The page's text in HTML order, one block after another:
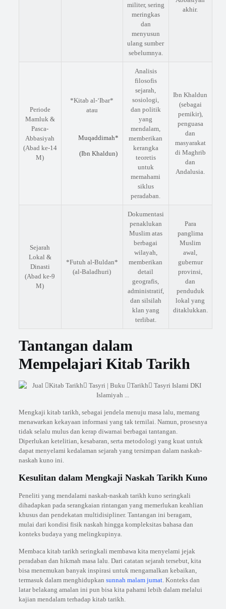
militer, sering
meringkas
dan
menyusun
ulang sumber
sebelumnya.
akhir.
Periode
Mamluk &
Pasca-
Abbasiyah
(Abad ke-14
M)
*Kitab al-‘Ibar*
atau
Muqaddimah*
(Ibn Khaldun)
Analisis
filosofis
sejarah,
sosiologi,
dan politik
yang
mendalam,
memberikan
kerangka
teoretis
untuk
memahami
siklus
peradaban.
Ibn Khaldun
(sebagai
pemikir),
penguasa
dan
masyarakat
di Maghrib
dan
Andalusia.
Sejarah
Lokal &
Dinasti
(Abad ke-9
M)
*Futuh al-Buldan*
(al-Baladhuri)
Dokumentasi
penaklukan
Muslim atas
berbagai
wilayah,
memberikan
detail
geografis,
administratif,
dan silsilah
klan yang
terlibat.
Para
panglima
Muslim
awal,
gubernur
provinsi,
dan
penduduk
lokal yang
ditaklukkan.
Tantangan dalam
Mempelajari Kitab Tarikh
Mengkaji kitab tarikh, sebagai jendela menuju masa lalu, memang
menawarkan kekayaan informasi yang tak ternilai. Namun, prosesnya
tidak selalu mulus dan kerap diwarnai berbagai tantangan.
Diperlukan ketelitian, kesabaran, serta metodologi yang kuat untuk
dapat menyelami kedalaman sejarah yang tersimpan dalam naskah-
naskah kuno ini.
Kesulitan dalam Mengkaji Naskah Tarikh Kuno
Peneliti yang mendalami naskah-naskah tarikh kuno seringkali
dihadapkan pada serangkaian rintangan yang memerlukan keahlian
khusus dan pendekatan multidisipliner. Tantangan ini beragam,
mulai dari kondisi fisik naskah hingga kompleksitas bahasa dan
konteks budaya yang melingkupinya.
Membaca kitab tarikh seringkali membawa kita menyelami jejak
peradaban dan hikmah masa lalu. Dari catatan sejarah tersebut, kita
bisa menemukan banyak inspirasi untuk mengamalkan kebaikan,
termasuk dalam menghidupkan sunnah malam jumat. Konteks dan
latar belakang amalan ini pun bisa kita pahami lebih dalam melalui
kajian mendalam terhadap kitab tarikh.